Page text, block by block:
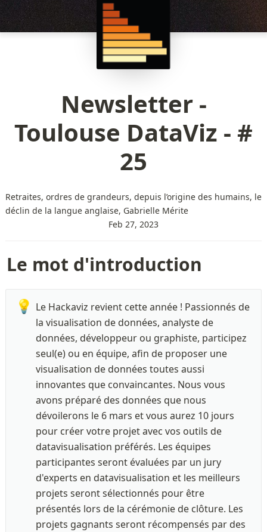
Newsletter -
Toulouse DataViz - #
25
Retraites, ordres de grandeurs, depuis l’origine des humains, le
déclin de la langue anglaise, Gabrielle Mérite
Feb 27, 2023
Le mot d'introduction
💡 Le Hackaviz revient cette année ! Passionnés de
la visualisation de données, analyste de
données, développeur ou graphiste, participez
seul(e) ou en équipe, afin de proposer une
visualisation de données toutes aussi
innovantes que convaincantes. Nous vous
avons préparé des données que nous
dévoilerons le 6 mars et vous aurez 10 jours
pour créer votre projet avec vos outils de
datavisualisation préférés. Les équipes
participantes seront évaluées par un jury
d'experts en datavisualisation et les meilleurs
projets seront sélectionnés pour être
présentés lors de la cérémonie de clôture. Les
projets gagnants seront récompensés par des